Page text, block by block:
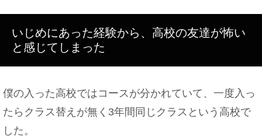
釣った魚のお刺身はいつまで食べられる？期限は○
日間
脳のmri検査を子供が受ける場合の注意点について
いじめにあった経験から、高校の友達が怖い
と感じてしまった
僕の入った高校ではコースが分かれていて、一度入っ
たらクラス替えが無く3年間同じクラスという高校で
した。